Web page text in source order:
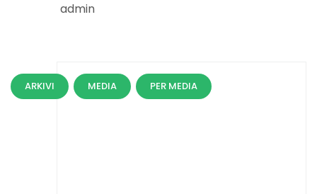
admin
ARKIVI MEDIA PER MEDIA